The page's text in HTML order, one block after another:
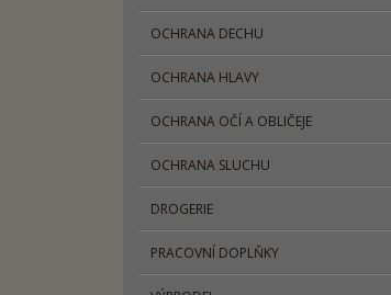
OCHRANA DECHU
OCHRANA HLAVY
OCHRANA OČÍ A OBLIČEJE
OCHRANA SLUCHU
DROGERIE
PRACOVNÍ DOPLŇKY